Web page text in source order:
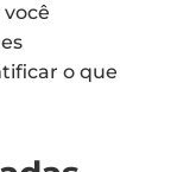
o que